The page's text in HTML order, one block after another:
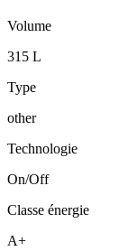
Volume
315 L
Type
other
Technologie
On/Off
Classe énergie
A+